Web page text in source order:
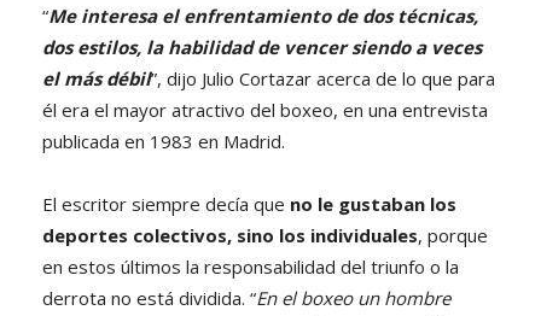
“Me interesa el enfrentamiento de dos técnicas,
dos estilos, la habilidad de vencer siendo a veces
el más débil”, dijo Julio Cortazar acerca de lo que para
él era el mayor atractivo del boxeo, en una entrevista
publicada en 1983 en Madrid.
El escritor siempre decía que no le gustaban los
deportes colectivos, sino los individuales, porque
en estos últimos la responsabilidad del triunfo o la
derrota no está dividida. “En el boxeo un hombre